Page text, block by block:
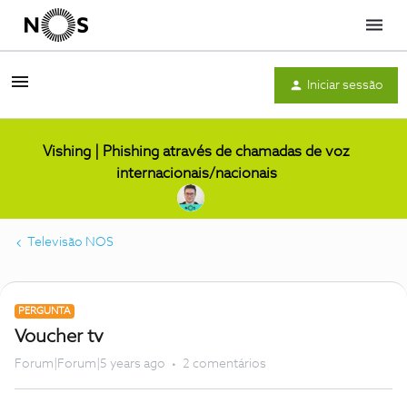
Menu
Iniciar sessão
Vishing | Phishing através de chamadas de voz
internacionais/nacionais
Televisão NOS
PERGUNTA
Voucher tv
Forum|Forum|5 years ago 2 comentários